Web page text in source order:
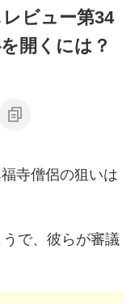
レビュー第34
開くには？
寺僧侶の狙いは
で、彼らが審議